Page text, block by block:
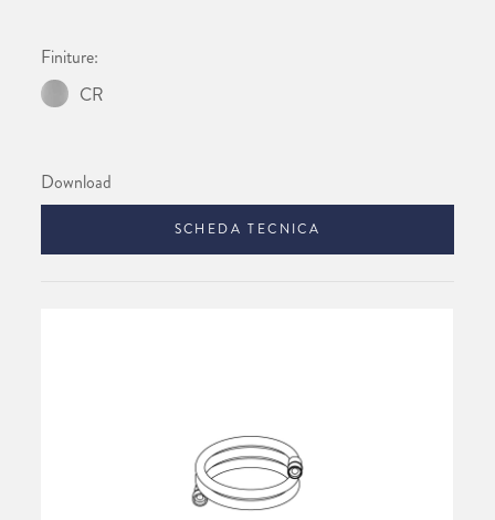
Finiture:
CR
Download
SCHEDA TECNICA